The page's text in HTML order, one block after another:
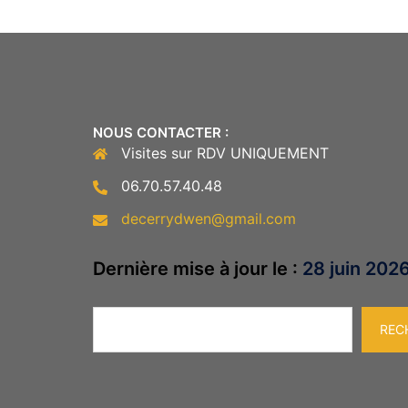
NOUS CONTACTER :
Visites sur RDV UNIQUEMENT
06.70.57.40.48
decerrydwen@gmail.com
Dernière mise à jour le : 28 juin